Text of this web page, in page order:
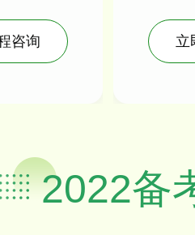
咨询 立
2022备